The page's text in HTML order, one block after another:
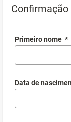
Primeiro nome *
Data de